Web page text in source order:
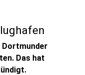
Dortmunder
Das hat